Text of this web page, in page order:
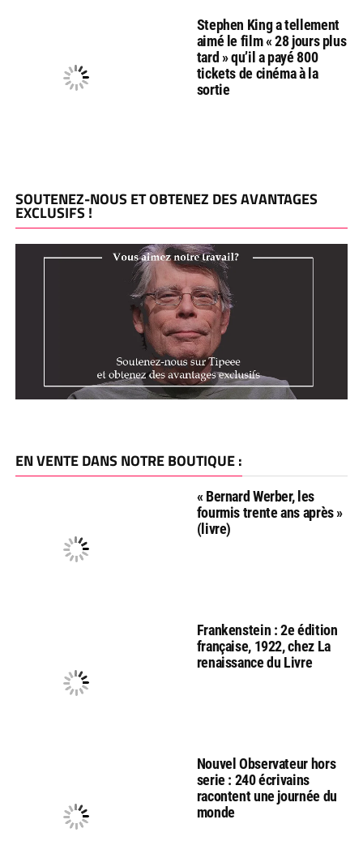
Stephen King a tellement
aimé le film « 28 jours plus
tard » qu’il a payé 800
tickets de cinéma à la
sortie
SOUTENEZ-NOUS ET OBTENEZ DES AVANTAGES
EXCLUSIFS !
EN VENTE DANS NOTRE BOUTIQUE :
« Bernard Werber, les
fourmis trente ans après »
(livre)
Frankenstein : 2e édition
française, 1922, chez La
renaissance du Livre
Nouvel Observateur hors
serie : 240 écrivains
racontent une journée du
monde